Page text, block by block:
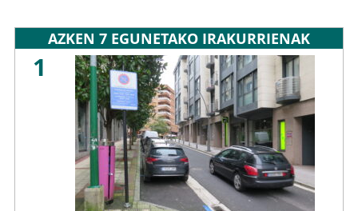
AZKEN 7 EGUNETAKO IRAKURRIENAK
1